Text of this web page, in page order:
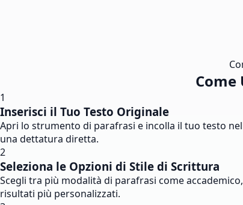
1
Inserisci il Tuo Testo Originale
Apri lo strumento di parafrasi e incolla il tuo testo
una dettatura diretta.
2
Seleziona le Opzioni di Stile di Scrittura
Scegli tra più modalità di parafrasi come
risultati più personalizzati.